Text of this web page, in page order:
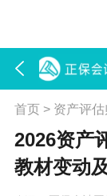
首页> 资产评估
2026资产
教材变动